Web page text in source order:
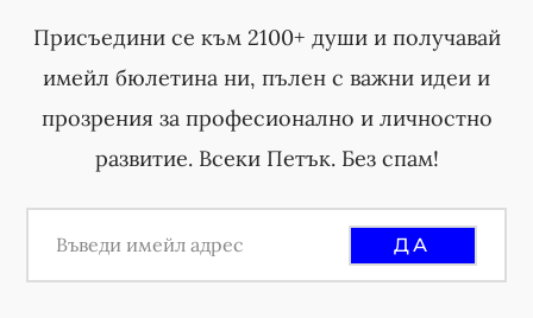
Присъедини се към 2100+ души и получавай
имейл бюлетина ни, пълен с важни идеи и
прозрения за професионално и личностно
развитие. Всеки Петък. Без спам!